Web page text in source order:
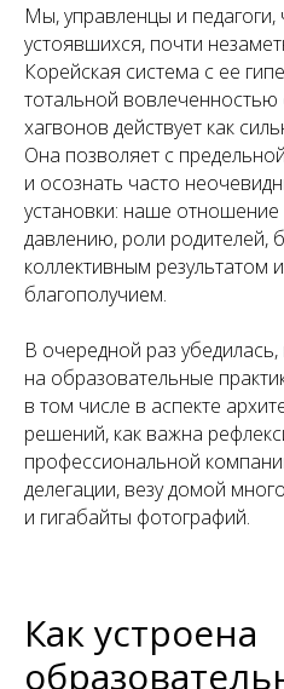
Мы, управленцы и
устоявшихся, почти
Корейская система с ее
тотальной
хагвонов действует как
Она позволяет с
и осознать часто
установки: наше отношение
давлению, роли родителей,
коллективным результатом
благополучием.
В очередной раз убедилась,
на образовательные
в том числе в аспекте
решений, как важна
профессиональной
делегации, везу домой
и гигабайты фотографий.
Как устроена